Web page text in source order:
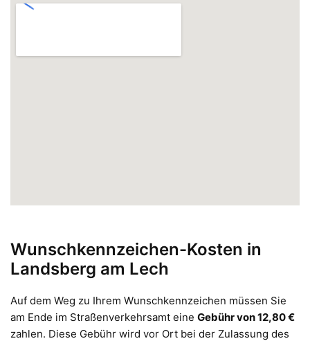
Wunschkennzeichen-Kosten in
Landsberg am Lech
Auf dem Weg zu Ihrem Wunschkennzeichen müssen Sie
am Ende im Straßenverkehrsamt eine Gebühr von 12,80 €
zahlen. Diese Gebühr wird vor Ort bei der Zulassung des